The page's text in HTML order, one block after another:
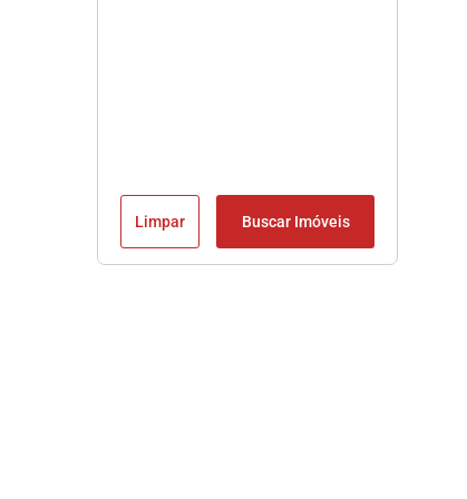
Limpar Buscar Imóveis